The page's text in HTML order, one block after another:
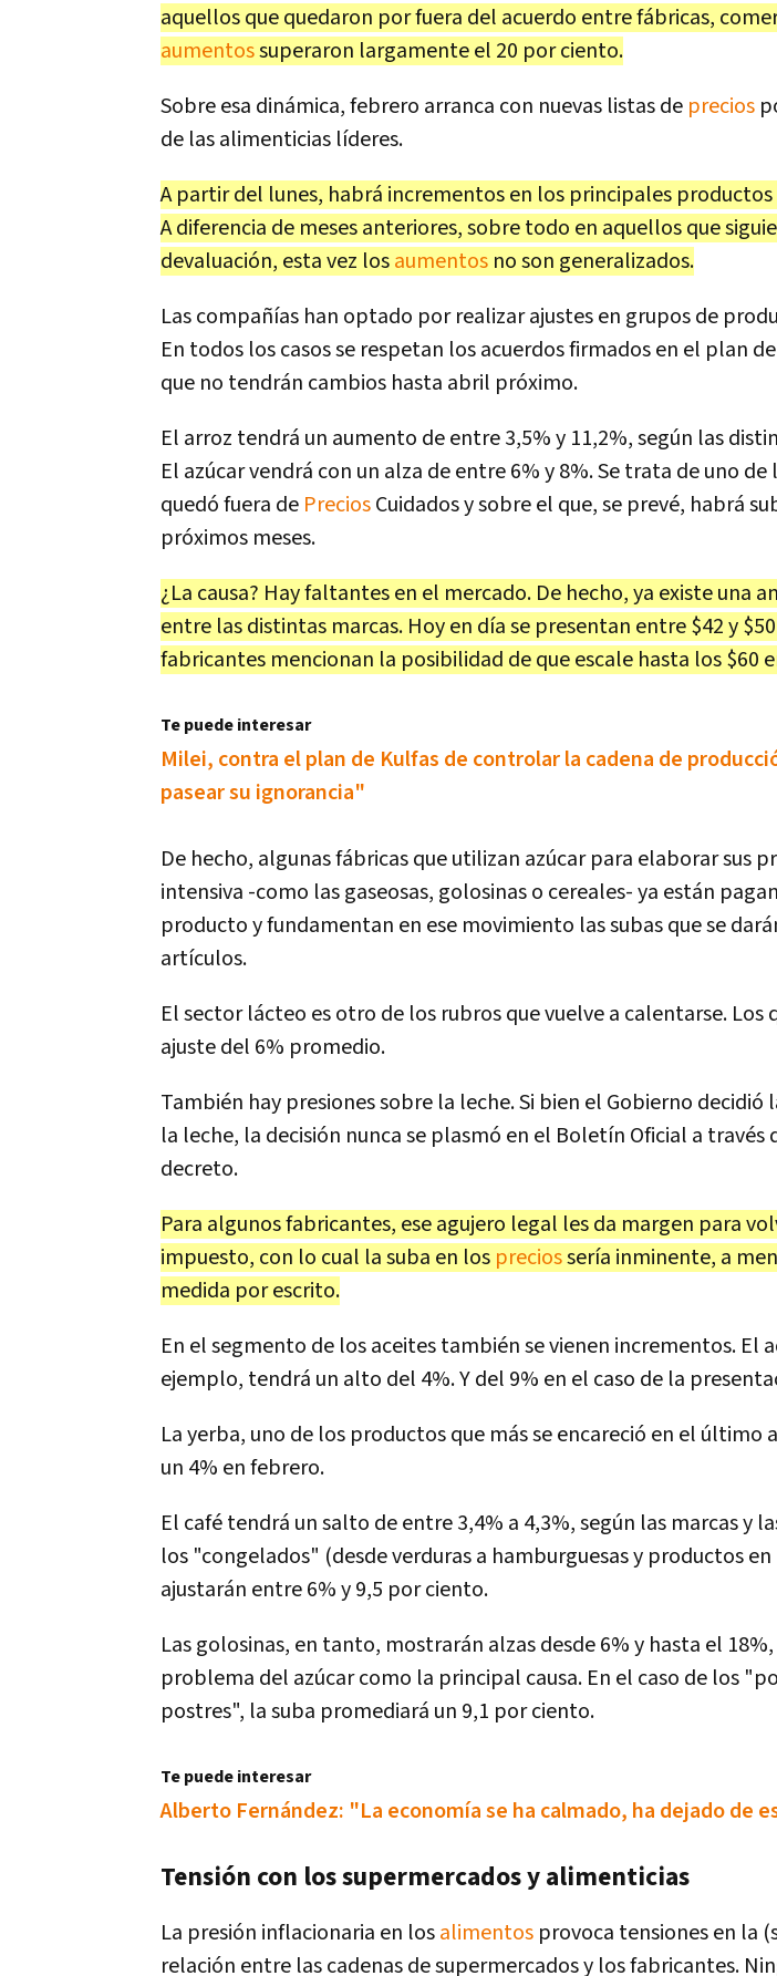
aquellos que quedaron por fuera del acuerdo entre fábricas,
aumentossuperaron largamente el 20 por ciento.
Sobre esa dinámica, febrero arranca con nuevas listas de precios
de las alimenticias líderes.
A partir del lunes, habrá incrementos en los principales productos
A diferencia de meses anteriores, sobre todo en aquellos que
devaluación, esta vez losaumentos no son generalizados.
Las compañías han optado por realizar ajustes en grupos de
En todos los casos se respetan los acuerdos firmados en el plan de
que no tendrán cambios hasta abril próximo.
El arroz tendrá un aumento de entre 3,5% y 11,2%, según las
El azúcar vendrá con un alza de entre 6% y 8%. Se trata de uno
quedó fuera de PreciosCuidados y sobre el que, se prevé, habrá
próximos meses.
¿La causa? Hay faltantes en el mercado. De hecho, ya existe una
entre las distintas marcas. Hoy en día se presentan entre $42 y
fabricantes mencionan la posibilidad de que escale hasta los $60
Te puede interesar
Milei, contra el plan de Kulfas de controlar la cadena de
pasear su ignorancia"
De hecho, algunas fábricas que utilizan azúcar para elaborar sus
intensiva -como las gaseosas, golosinas o cereales- ya están
producto y fundamentan en ese movimiento las subas que se
artículos.
El sector lácteo es otro de los rubros que vuelve a calentarse. Los
ajuste del 6% promedio.
También hay presiones sobre la leche. Si bien el Gobierno decidió
la leche, la decisión nunca se plasmó en el Boletín Oficial a través
decreto.
Para algunos fabricantes, ese agujero legal les da margen para
impuesto, con lo cual la suba en los preciossería inminente, a
medida por escrito.
En el segmento de los aceites también se vienen incrementos. El
ejemplo, tendrá un alto del 4%. Y del 9% en el caso de la
La yerba, uno de los productos que más se encareció en el último
un 4% en febrero.
El café tendrá un salto de entre 3,4% a 4,3%, según las marcas y
los "congelados" (desde verduras a hamburguesas y productos
ajustarán entre 6% y 9,5 por ciento.
Las golosinas, en tanto, mostrarán alzas desde 6% y hasta el
problema del azúcar como la principal causa. En el caso de los
postres", la suba promediará un 9,1 por ciento.
Te puede interesar
Alberto Fernández: "La economía se ha calmado, ha dejado de
Tensión con los supermercados y alimenticias
La presión inflacionaria en losalimentos provoca tensiones en la
relación entre las cadenas de supermercados y los fabricantes.